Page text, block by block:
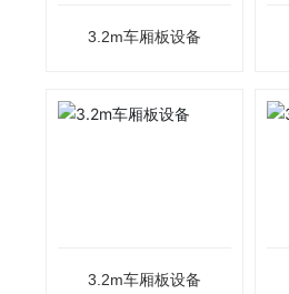
3.2m车厢板设备
3.2m车厢板设备